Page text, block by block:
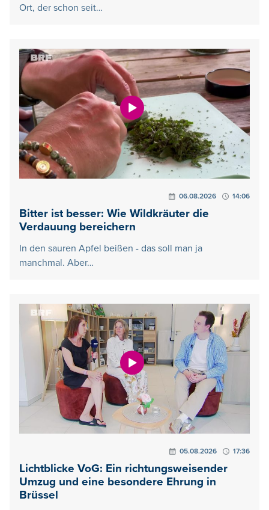
Ort, der schon seit…
06.08.2026 14:06
Bitter ist besser: Wie Wildkräuter die
Verdauung bereichern
In den sauren Apfel beißen - das soll man ja
manchmal. Aber…
05.08.2026 17:36
Lichtblicke VoG: Ein richtungsweisender
Umzug und eine besondere Ehrung in
Brüssel